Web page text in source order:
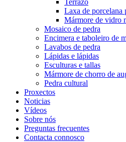
Terrazo
Laxa de porcelana
Mármore de vidro
Mosaico de pedra
Encimera e taboleiro de
Lavabos de pedra
Lápidas e lápidas
Esculturas e tallas
Mármore de chorro de
Pedra cultural
Proxectos
Noticias
Vídeos
Sobre nós
Preguntas frecuentes
Contacta connosco